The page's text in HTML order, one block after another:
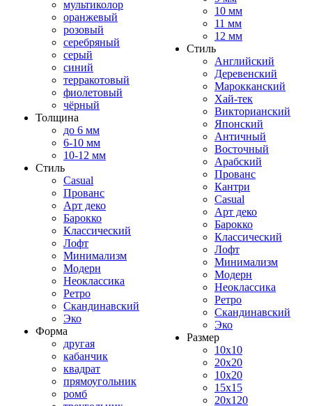
мультиколор
оранжевый
розовый
серебряный
серый
синий
терракотовый
фиолетовый
чёрный
Толщина
до 6 мм
6-10 мм
10-12 мм
Стиль
Casual
Прованс
Арт деко
Барокко
Классический
Лофт
Минимализм
Модерн
Неоклассика
Ретро
Скандинавский
Эко
Форма
другая
кабанчик
квадрат
прямоугольник
ромб
10 мм
11 мм
12 мм
Стиль
Английский
Деревенский
Марокканский
Хай-тек
Викторианский
Японский
Античный
Восточный
Арабский
Прованс
Кантри
Casual
Арт деко
Барокко
Классический
Лофт
Минимализм
Модерн
Неоклассика
Ретро
Скандинавский
Эко
Размер
10x10
20x20
10x20
15x15
20x120